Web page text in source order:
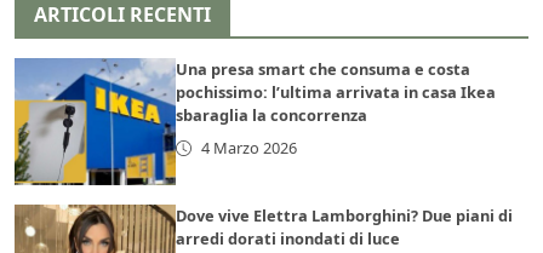
ARTICOLI RECENTI
Una presa smart che consuma e costa
pochissimo: l’ultima arrivata in casa Ikea
sbaraglia la concorrenza
4 Marzo 2026
Dove vive Elettra Lamborghini? Due piani di
arredi dorati inondati di luce